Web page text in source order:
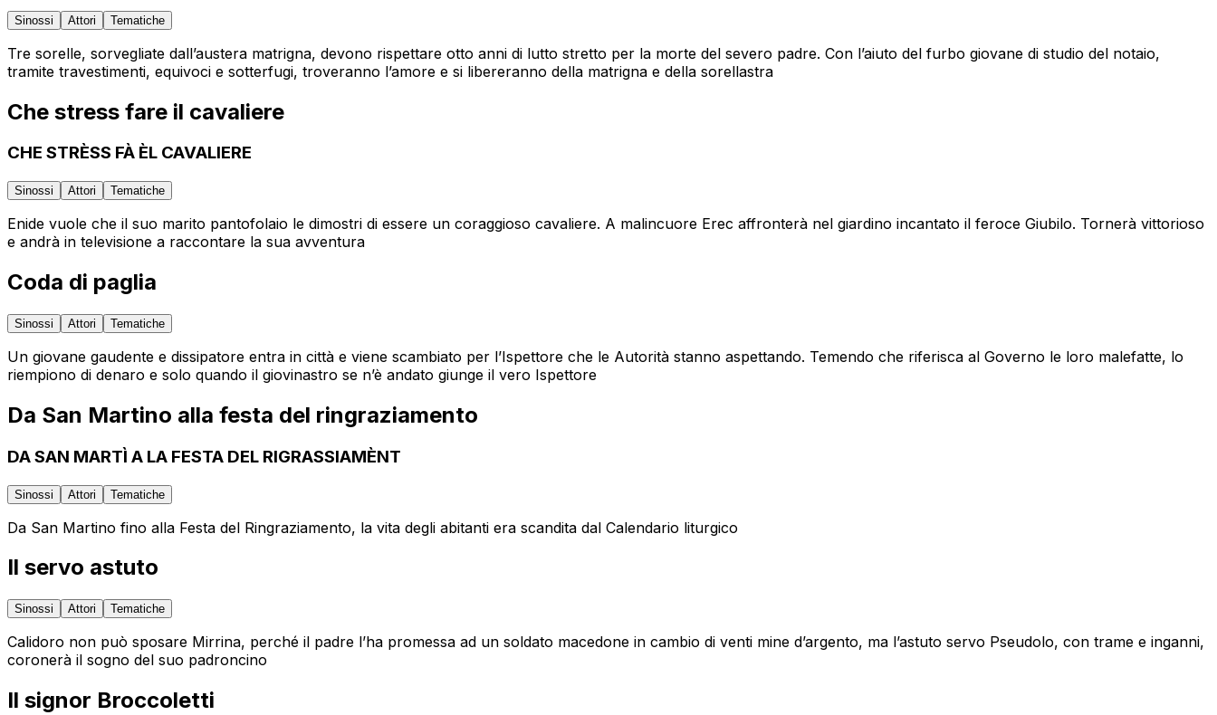
Sinossi Attori Tematiche
Tre sorelle, sorvegliate dall’austera matrigna, devono rispettare otto anni di lutto stretto per la morte del severo padre. Con l’aiuto del furbo giovane di studio del notaio,
tramite travestimenti, equivoci e sotterfugi, troveranno l’amore e si libereranno della matrigna e della sorellastra
Che stress fare il cavaliere
CHE STRÈSS FÀ ÈL CAVALIERE
Sinossi Attori Tematiche
Enide vuole che il suo marito pantofolaio le dimostri di essere un coraggioso cavaliere. A malincuore Erec affronterà nel giardino incantato il feroce Giubilo. Tornerà vittorioso
e andrà in televisione a raccontare la sua avventura
Coda di paglia
Sinossi Attori Tematiche
Un giovane gaudente e dissipatore entra in città e viene scambiato per l’Ispettore che le Autorità stanno aspettando. Temendo che riferisca al Governo le loro malefatte, lo
riempiono di denaro e solo quando il giovinastro se n’è andato giunge il vero Ispettore
Da San Martino alla festa del ringraziamento
DA SAN MARTÌ A LA FESTA DEL RIGRASSIAMÈNT
Sinossi Attori Tematiche
Da San Martino fino alla Festa del Ringraziamento, la vita degli abitanti era scandita dal Calendario liturgico
Il servo astuto
Sinossi Attori Tematiche
Calidoro non può sposare Mirrina, perché il padre l’ha promessa ad un soldato macedone in cambio di venti mine d’argento, ma l’astuto servo Pseudolo, con trame e inganni,
coronerà il sogno del suo padroncino
Il signor Broccoletti